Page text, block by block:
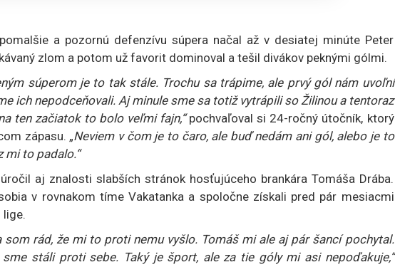
a pozornú defenzívu súpera načal až v desiatej minúte Peter
zlom a potom už favorit dominoval a tešil divákov peknými gólmi.
súperom je to tak stále. Trochu sa trápime, ale prvý gól nám uvoľní
ich nepodceňovali. Aj minule sme sa totiž vytrápili so Žilinou a tentoraz
ten začiatok to bolo veľmi fajn,“pochvaľoval si 24-ročný útočník, ktorý
zápasu. „Neviem v čom je to čaro, ale buď nedám ani gól, alebo je to
mi to padalo.“
aj znalosti slabších stránok hosťujúceho brankára Tomáša Drába.
v rovnakom tíme Vakatanka a spoločne získali pred pár mesiacmi
som rád, že mi to proti nemu vyšlo. Tomáš mi ale aj pár šancí pochytal.
stáli proti sebe. Taký je šport, ale za tie góly mi asi nepoďakuje,“